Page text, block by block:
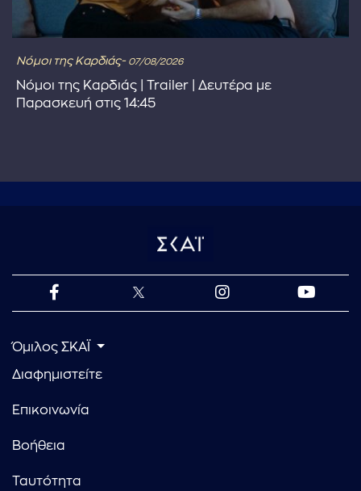
Νόμοι της Καρδιάς- 07/08/2026
Νόμοι της Καρδιάς | Trailer | Δευτέρα με
Παρασκευή στις 14:45
Όμιλος ΣΚΑΪ
Διαφημιστείτε
Επικοινωνία
Βοήθεια
Ταυτότητα